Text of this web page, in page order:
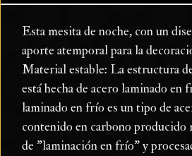
Esta mesita de noche, con un
aporte atemporal para la
Material estable: La estructura
está hecha de acero laminado en
laminado en frío es un tipo de
contenido en carbono producido
de "laminación en frío" y